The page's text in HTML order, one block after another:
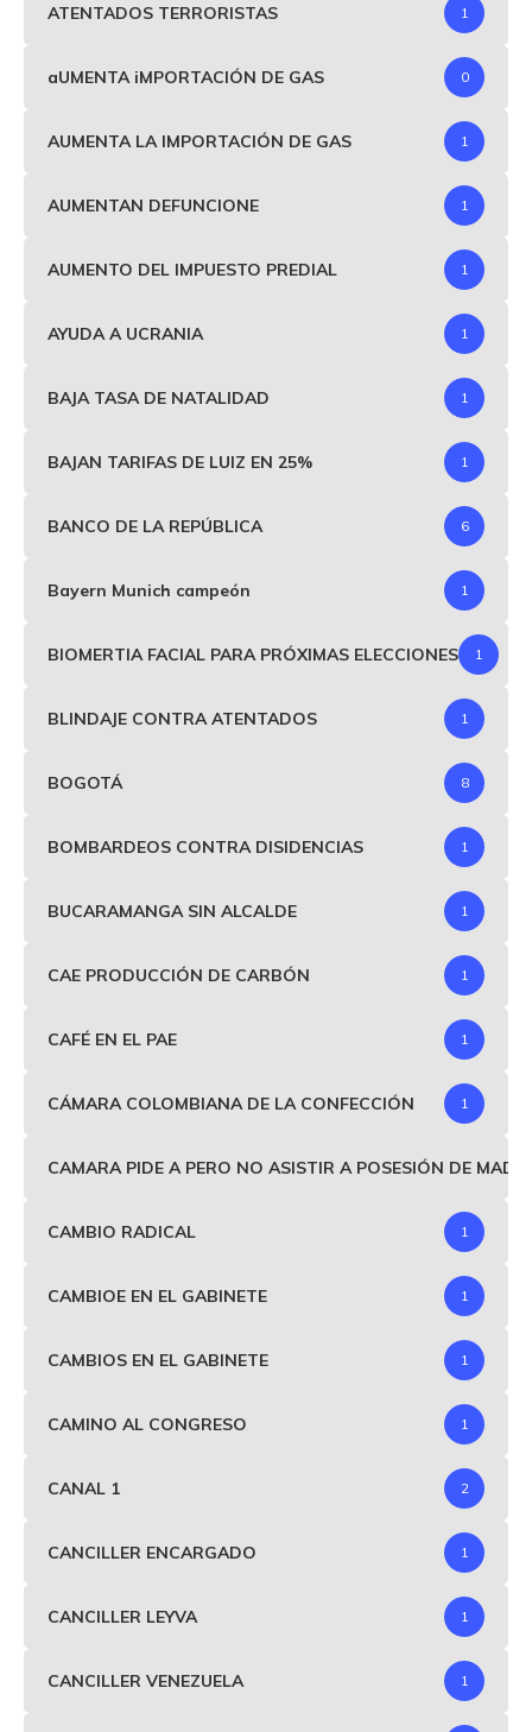
ATENTADOS TERRORISTAS 1
aUMENTA iMPORTACIÓN DE GAS 0
AUMENTA LA IMPORTACIÓN DE GAS 1
AUMENTAN DEFUNCIONE 1
AUMENTO DEL IMPUESTO PREDIAL 1
AYUDA A UCRANIA 1
BAJA TASA DE NATALIDAD 1
BAJAN TARIFAS DE LUIZ EN 25% 1
BANCO DE LA REPÚBLICA 6
Bayern Munich campeón 1
BIOMERTIA FACIAL PARA PRÓXIMAS ELECCIONES 1
BLINDAJE CONTRA ATENTADOS 1
BOGOTÁ 8
BOMBARDEOS CONTRA DISIDENCIAS 1
BUCARAMANGA SIN ALCALDE 1
CAE PRODUCCIÓN DE CARBÓN 1
CAFÉ EN EL PAE 1
CÁMARA COLOMBIANA DE LA CONFECCIÓN 1
CAMARA PIDE A PERO NO ASISTIR A POSESIÓN DE
CAMBIO RADICAL 1
CAMBIOE EN EL GABINETE 1
CAMBIOS EN EL GABINETE 1
CAMINO AL CONGRESO 1
CANAL 1 2
CANCILLER ENCARGADO 1
CANCILLER LEYVA 1
CANCILLER VENEZUELA 1